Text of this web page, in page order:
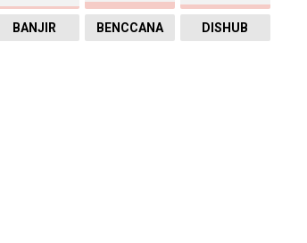
BANJIR BENCCANA DISHUB